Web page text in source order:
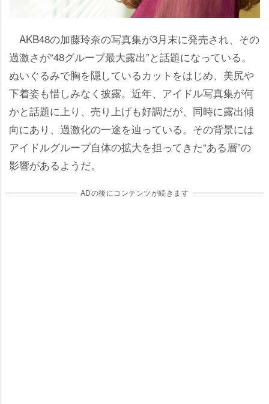
AKB48の加藤玲奈の写真集が3月末に発売され、その
過激さが“48グループ最大露出”と話題になっている。
ぬいぐるみで胸を隠しているカットをはじめ、美尻
下着姿も惜しみなく披露。近年、アイドル写真集が何
かと話題に上り、売り上げも好調だが、同時に露出傾
向にあり、過激化の一途を辿っている。その背景には
アイドルグループ自体の拡大を担ってきた“ある層”の
影響があるようだ。
ADの後にコンテンツが続きます